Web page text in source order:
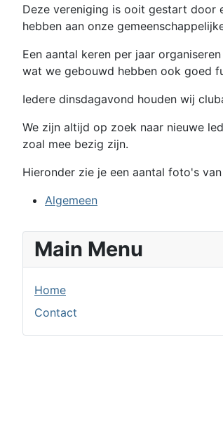
Main Menu
Home
Contact
Deze vereniging is ooit gestart door
hebben aan onze
Een aantal keren per jaar
wat we gebouwd hebben ook goed
Iedere dinsdagavond houden wij
We zijn altijd op zoek naar nieuwe
zoal mee bezig zijn.
Hieronder zie je een aantal foto's
Algemeen